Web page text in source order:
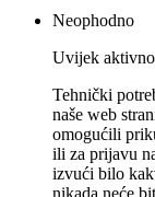
Neophodno
Uvijek aktivno
Tehnički
naše web
omogućili
ili za prijavu
izvući bilo
nikada neće